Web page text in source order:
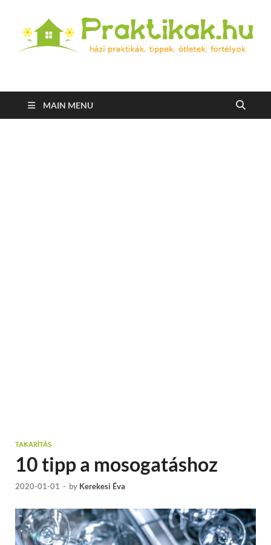
Praktikak.hu
MAIN MENU
TAKARÍTÁS
10 tipp a mosogatáshoz
2020-01-01 - by Kerekesi Éva